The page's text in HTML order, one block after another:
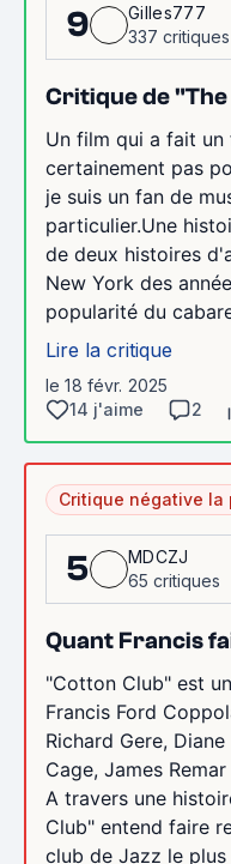
9
Gilles777
337 critiques
Critique de
Un film qui a fait
certainement pas
je suis un fan de
particulier.Une
de deux histoires
New York des
popularité du
Lire la critique
le 18 févr. 2025
14 j'aime
2
Critique négative la
5
MDCZJ
65 critiques
Quant Francis
"Cotton Club" est
Francis Ford
Richard Gere,
Cage, James
A travers une
Club" entend faire
club de Jazz le plus